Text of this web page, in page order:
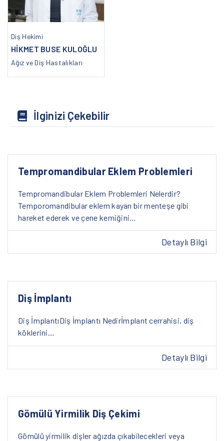
Diş Hekimi
HİKMET BUSE KULOĞLU
Ağız ve Diş Hastalıkları
İlginizi Çekebilir
Tempromandibular Eklem Problemleri
Tempromandibular Eklem Problemleri Nelerdir?
Temporomandibular eklem kayan bir menteşe gibi
hareket ederek ve çene kemiğini…
Detaylı Bilgi
Diş İmplantı
Diş İmplantıDiş İmplantı Nedirİmplant cerrahisi, diş
köklerini…
Detaylı Bilgi
Gömülü Yirmilik Diş Çekimi
Gömülü yirmilik dişler ağızda çıkabilecekleri veya